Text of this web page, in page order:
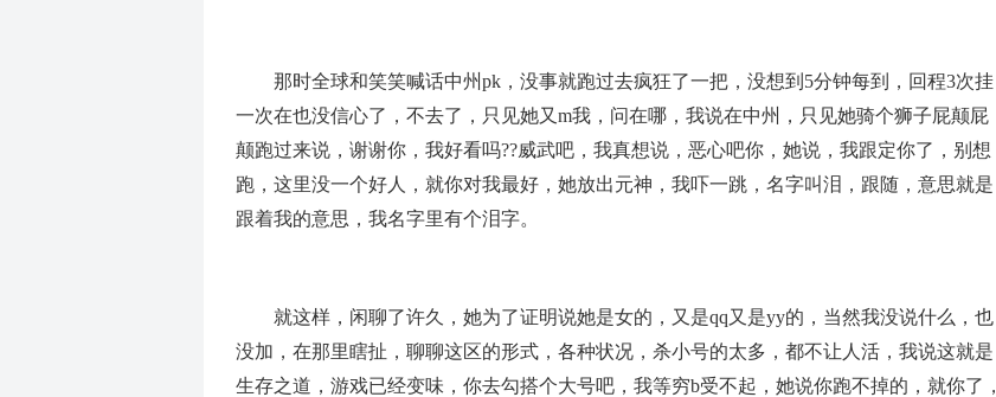
那时全球和笑笑喊话中州pk，没事就跑过去疯狂了一把，没想到5分钟每到，回程3次挂
一次在也没信心了，不去了，只见她又m我，问在哪，我说在中州，只见她骑个狮子屁颠屁
颠跑过来说，谢谢你，我好看吗??威武吧，我真想说，恶心吧你，她说，我跟定你了，别想
跑，这里没一个好人，就你对我最好，她放出元神，我吓一跳，名字叫泪，跟随，意思就是
跟着我的意思，我名字里有个泪字。
就这样，闲聊了许久，她为了证明说她是女的，又是qq又是yy的，当然我没说什么，也
没加，在那里瞎扯，聊聊这区的形式，各种状况，杀小号的太多，都不让人活，我说这就是
生存之道，游戏已经变味，你去勾搭个大号吧，我等穷b受不起，她说你跑不掉的，就你了，